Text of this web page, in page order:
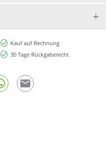
Kauf auf Rechnung
30 Tage Rückgaberecht